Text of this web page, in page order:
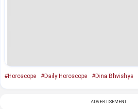
#Horoscope #Daily Horoscope #Dina Bhvishya
ADVERTISEMENT